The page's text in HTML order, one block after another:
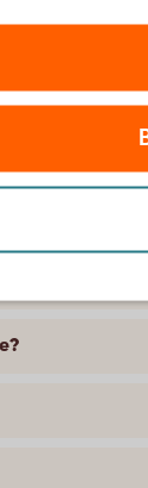
på
att gälla?
täcker